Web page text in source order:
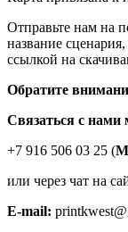
Отправьте нам на
название
ссылкой на
Обратите
Связаться с
+7 916 506 03 25 (
или через чат на
E-mail: